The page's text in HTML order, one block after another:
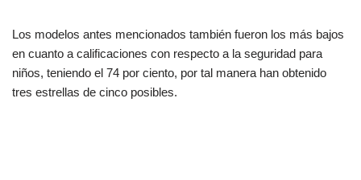
Los modelos antes mencionados también fueron los más bajos
en cuanto a calificaciones con respecto a la seguridad para
niños, teniendo el 74 por ciento, por tal manera han obtenido
tres estrellas de cinco posibles.